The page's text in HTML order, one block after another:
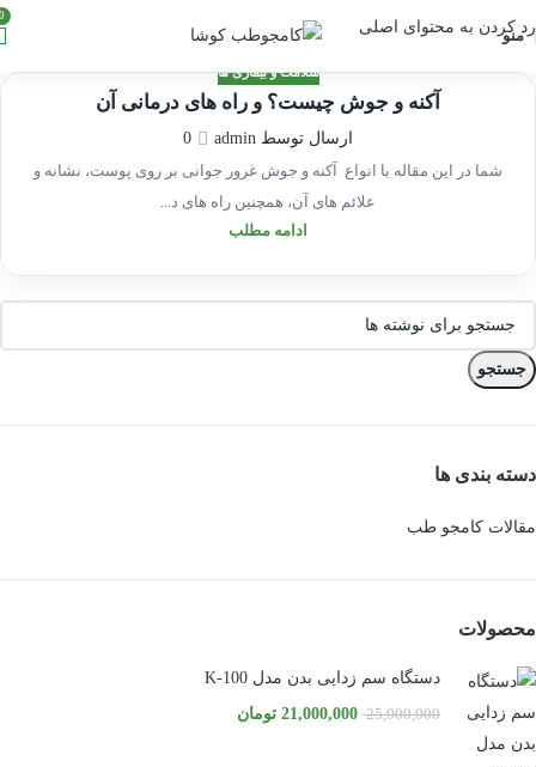
رد کردن به محتوای اصلی
منو
سلامت و بیماری ها
آکنه و جوش چیست؟ و راه های درمانی آن
ارسال توسط admin
0
شما در این مقاله با انواع آکنه و جوش غرور جوانی بر روی پوست، نشانه و
علائم های آن، همچنین راه های د...
ادامه مطلب
جستجو
دسته بندی ها
مقالات کامجو طب
محصولات
دستگاه سم زدایی بدن مدل K-100
25,000,000
21,000,000 تومان